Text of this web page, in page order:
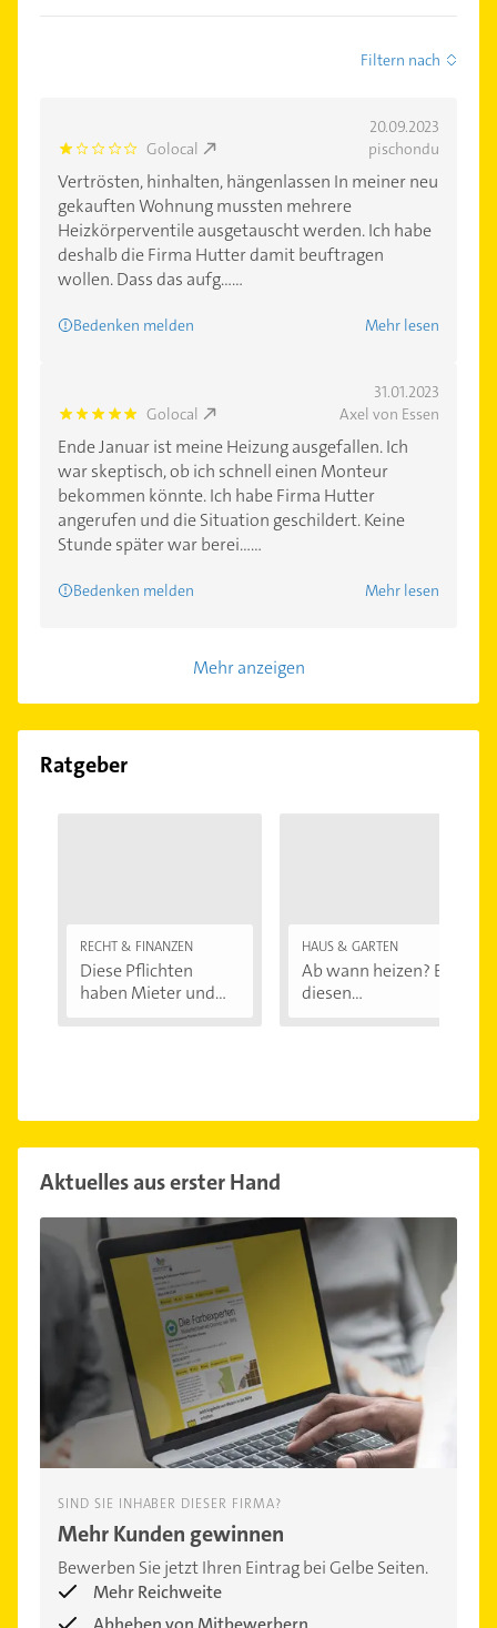
Filtern nach
20.09.2023
1.0 Golocal pischondu
Vertrösten, hinhalten, hängenlassen In meiner neu
gekauften Wohnung mussten mehrere
Heizkörperventile ausgetauscht werden. Ich habe
deshalb die Firma Hutter damit beuftragen
wollen. Dass das aufg......
Bedenken melden Mehr lesen
31.01.2023
5.0 Golocal Axel von Essen
Ende Januar ist meine Heizung ausgefallen. Ich
war skeptisch, ob ich schnell einen Monteur
bekommen könnte. Ich habe Firma Hutter
angerufen und die Situation geschildert. Keine
Stunde später war berei......
Bedenken melden Mehr lesen
Mehr anzeigen
Ratgeber
RECHT & FINANZEN
Diese Pflichten
haben Mieter und...
HAUS & GARTEN
Ab wann heizen? Bei
diesen
Aktuelles aus erster Hand
SIND SIE INHABER DIESER FIRMA?
Mehr Kunden gewinnen
Bewerben Sie jetzt Ihren Eintrag bei Gelbe Seiten.
Mehr Reichweite